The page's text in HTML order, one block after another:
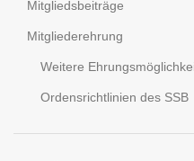
Mitgliedsbeiträge
Mitgliederehrung
Weitere
Ordensrichtlinien des SSB